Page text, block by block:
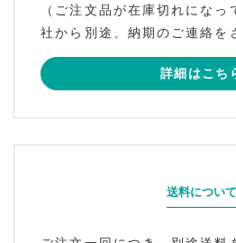
（ご注文品が在庫切れになっ
社から別途、納期のご連絡を
詳細はこち
送料について